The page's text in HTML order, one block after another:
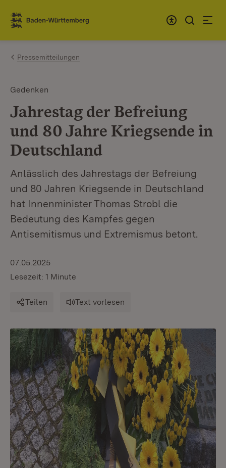
Zum Inhalt springen
Link zur Startseite
Pressemitteilungen
Gedenken
Jahrestag der Befreiung
und 80 Jahre Kriegsende in
Deutschland
Anlässlich des Jahrestags der Befreiung
und 80 Jahren Kriegsende in Deutschland
hat Innenminister Thomas Strobl die
Bedeutung des Kampfes gegen
Antisemitismus und Extremismus betont.
07.05.2025
Lesezeit: 1 Minute
Teilen Text vorlesen